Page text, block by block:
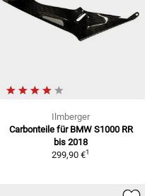
Ilmberger
Carbonteile für BMW S1000 RR
bis 2018
299,90 €1